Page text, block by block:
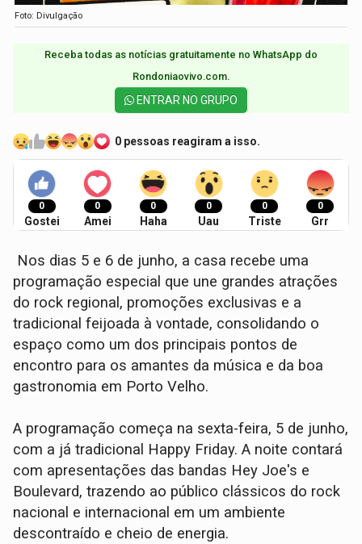
Foto: Divulgação
Receba todas as notícias gratuitamente no WhatsApp do
Rondoniaovivo.com.​
ENTRAR NO GRUPO
0 pessoas reagiram a isso.
0
Gostei
0
Amei
0
Haha
0
Uau
0
Triste
0
Grr
Nos dias 5 e 6 de junho, a casa recebe uma
programação especial que une grandes atrações
do rock regional, promoções exclusivas e a
tradicional feijoada à vontade, consolidando o
espaço como um dos principais pontos de
encontro para os amantes da música e da boa
gastronomia em Porto Velho.
A programação começa na sexta-feira, 5 de junho,
com a já tradicional Happy Friday. A noite contará
com apresentações das bandas Hey Joe's e
Boulevard, trazendo ao público clássicos do rock
nacional e internacional em um ambiente
descontraído e cheio de energia.